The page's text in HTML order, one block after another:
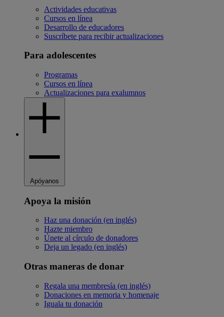
Actividades educativas
Cursos en línea
Desarrollo de educadores
Suscríbete para recibir actualizaciones
Para adolescentes
Programas
Cursos en línea
Actualizaciones para exalumnos
Apóyanos
Apoya la misión
Haz una donación (en inglés)
Hazte miembro
Únete al círculo de donadores
Deja un legado (en inglés)
Otras maneras de donar
Regala una membresía (en inglés)
Donaciones en memoria y homenaje
Iguala tu donación